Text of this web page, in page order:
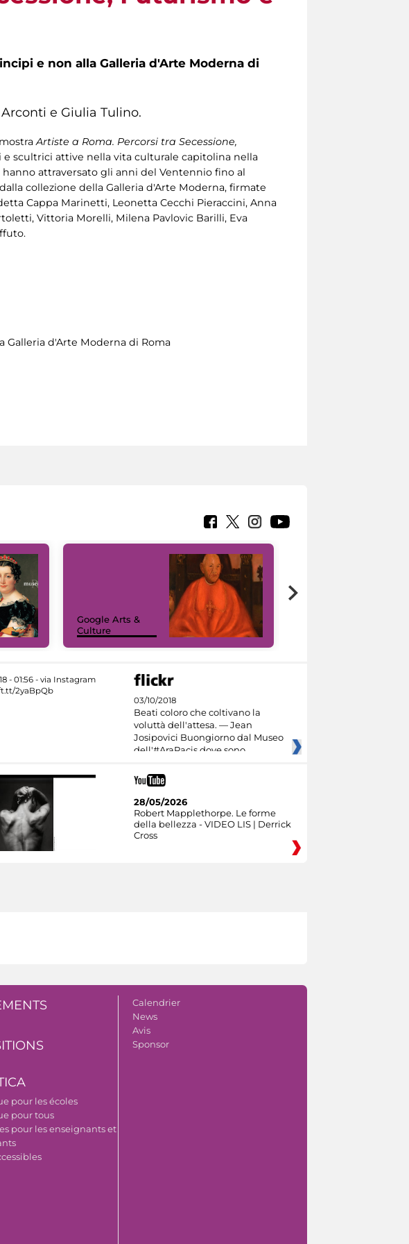
e non alla Galleria d'Arte Moderna di
e Giulia Tulino.
Artiste a Roma. Percorsi tra Secessione,
scultrici attive nella vita culturale capitolina nella
attraversato gli anni del Ventennio fino al
collezione della Galleria d'Arte Moderna, firmate
Cappa Marinetti, Leonetta Cecchi Pieraccini, Anna
Vittoria Morelli, Milena Pavlovic Barilli, Eva
Galleria d'Arte Moderna di Roma
Google Arts &
Culture
03/10/2018
Beati coloro che coltivano la
voluttà dell'attesa. — Jean
Josipovici Buongiorno dal Museo
dell'#AraPacis dove sono
28/05/2026
Robert Mapplethorpe. Le forme
della bellezza - VIDEO LIS | Derrick
Cross
pour les écoles
pour tous
pour les enseignants et
Calendrier
News
Avis
Sponsor